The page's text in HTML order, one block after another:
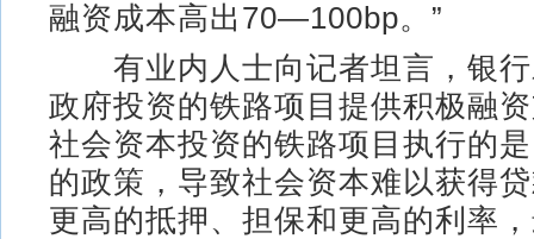
融资成本高出70—100bp。”
有业内人士向记者坦言，银行
政府投资的铁路项目提供积极融
社会资本投资的铁路项目执行的
的政策，导致社会资本难以获得
更高的抵押、担保和更高的利率